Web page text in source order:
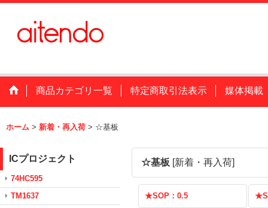
商品カテゴリ一覧 特定商取引法表示 媒体掲載
ホーム > 新着・再入荷 > ☆基板
ICプロジェクト
74HC595
TM1637
☆基板 [新着・再入荷]
★SOP：0.5